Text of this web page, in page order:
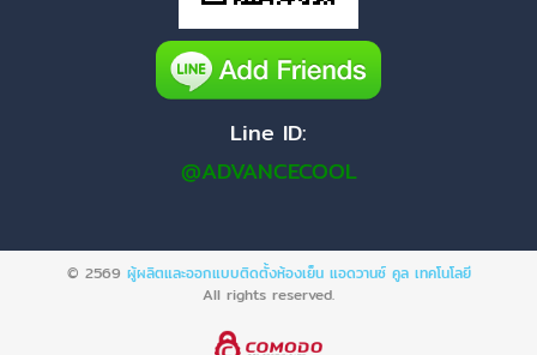
Line ID:
@ADVANCECOOL
© 2569 ผู้ผลิตและออกแบบติดตั้งห้องเย็น แอดวานซ์ คูล เทคโนโลยี
All rights reserved.